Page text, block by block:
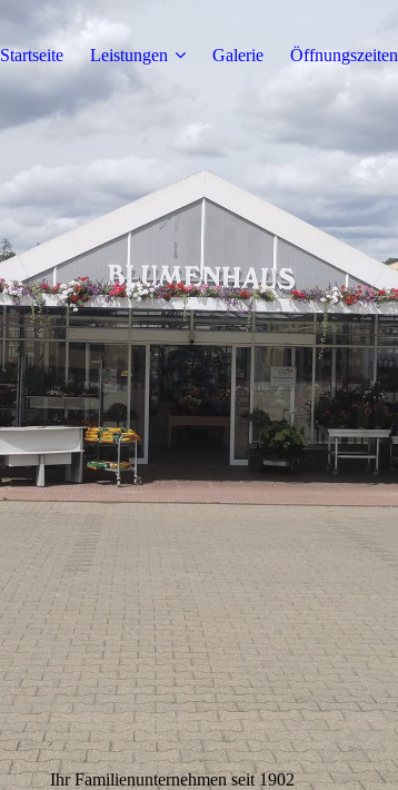
Startseite Leistungen Galerie Öffnungszeiten
Ihr Familienunternehmen seit 1902